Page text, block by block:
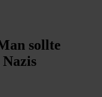
sollte
Nazis